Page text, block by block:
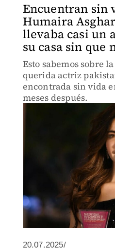
Encuentran sin
Humaira
llevaba casi un
su casa sin que
Esto sabemos sobre
querida actriz
encontrada sin vida
meses después.
20.07.2025/